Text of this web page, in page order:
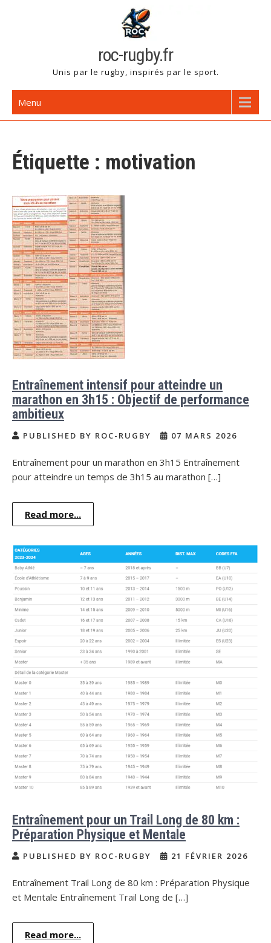
roc-rugby.fr
Unis par le rugby, inspirés par le sport.
Menu
Étiquette : motivation
Entraînement intensif pour atteindre un
marathon en 3h15 : Objectif de performance
ambitieux
PUBLISHED BY ROC-RUGBY 07 MARS 2026
Entraînement pour un marathon en 3h15 Entraînement
pour atteindre un temps de 3h15 au marathon […]
Read more...
Entraînement pour un Trail Long de 80 km :
Préparation Physique et Mentale
PUBLISHED BY ROC-RUGBY 21 FÉVRIER 2026
Entraînement Trail Long de 80 km : Préparation Physique
et Mentale Entraînement Trail Long de […]
Read more...